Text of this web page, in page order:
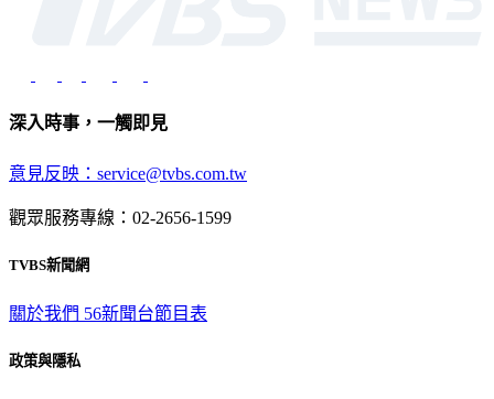
深入時事，一觸即見
意見反映：service@tvbs.com.tw
觀眾服務專線：02-2656-1599
TVBS新聞網
關於我們 56新聞台節目表
政策與隱私